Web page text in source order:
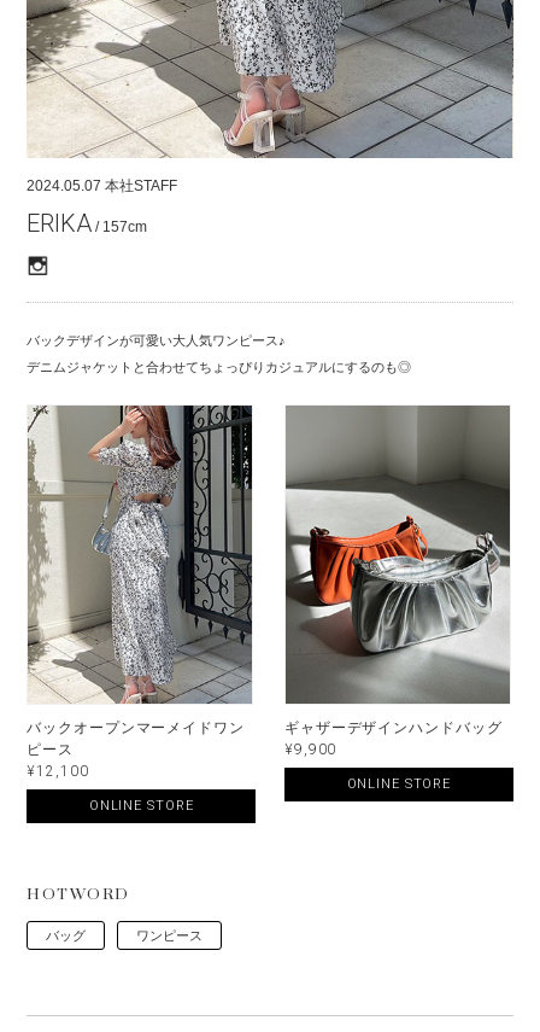
2024.05.07 本社STAFF
ERIKA / 157cm
バックデザインが可愛い大人気ワンピース♪
デニムジャケットと合わせてちょっぴりカジュアルにするのも◎
バックオープンマーメイドワン
ピース
¥12,100
ONLINE STORE
ギャザーデザインハンドバッグ
¥9,900
ONLINE STORE
HOTWORD
バッグ ワンピース
COMPANY
CONTACT
RECRUIT
FOR BUSINESS PARTNER